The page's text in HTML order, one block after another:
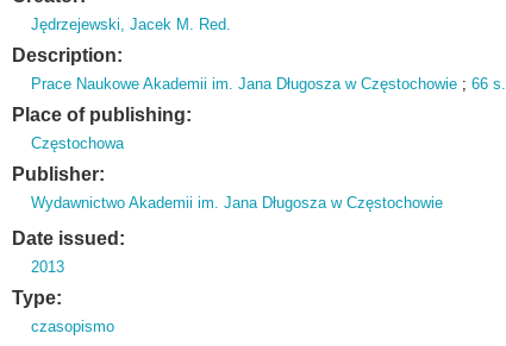
Jędrzejewski, Jacek M. Red.
Description:
Prace Naukowe Akademii im. Jana Długosza w Częstochowie ;66 s.
Place of publishing:
Częstochowa
Publisher:
Wydawnictwo Akademii im. Jana Długosza w Częstochowie
Date issued:
2013
Type:
czasopismo